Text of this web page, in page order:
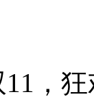
，